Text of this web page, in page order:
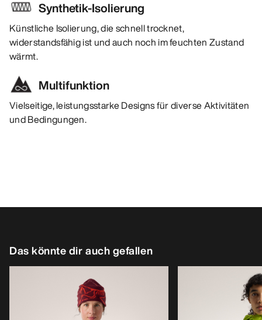
Synthetik-Isolierung
Künstliche Isolierung, die schnell trocknet,
widerstandsfähig ist und auch noch im feuchten Zustand
wärmt.
Multifunktion
Vielseitige, leistungsstarke Designs für diverse Aktivitäten
und Bedingungen.
Das könnte dir auch gefallen